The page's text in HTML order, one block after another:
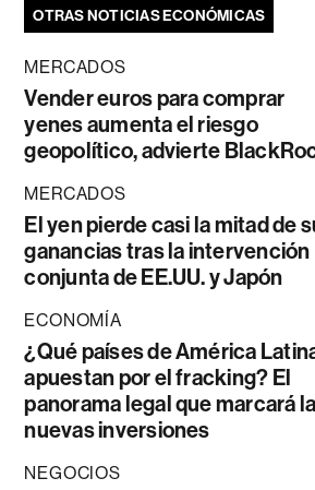
OTRAS NOTICIAS ECONÓMICAS
MERCADOS
Vender euros para comprar
yenes aumenta el riesgo
geopolítico, advierte
MERCADOS
El yen pierde casi la mitad de
ganancias tras la intervención
conjunta de EE.UU. y Japón
ECONOMÍA
¿Qué países de América
apuestan por el fracking? El
panorama legal que marcará
nuevas inversiones
NEGOCIOS